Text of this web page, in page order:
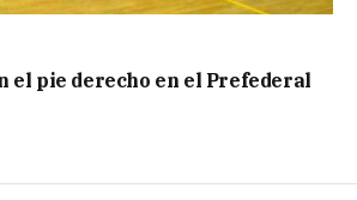
el pie derecho en el Prefederal